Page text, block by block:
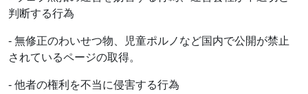
判断する行為
- 無修正のわいせつ物、児童ポルノなど国内で公開が禁止
されているページの取得。
- 他者の権利を不当に侵害する行為